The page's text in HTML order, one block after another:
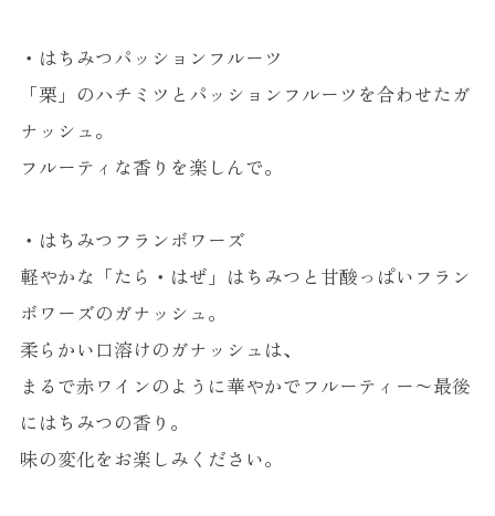
・はちみつパッションフルーツ
「栗」のハチミツとパッションフルーツを合わせたガ
ナッシュ。
フルーティな香りを楽しんで。
・はちみつフランボワーズ
軽やかな「たら・はぜ」はちみつと甘酸っぱいフラン
ボワーズのガナッシュ。
柔らかい口溶けのガナッシュは、
まるで赤ワインのように華やかでフルーティー〜最後
にはちみつの香り。
味の変化をお楽しみください。